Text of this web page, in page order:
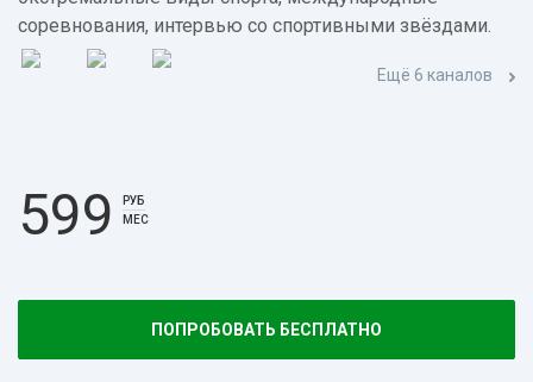
соревнования, интервью со спортивными звёздами.
Ещё 6 каналов
599
РУБ
МЕС
ПОПРОБОВАТЬ БЕСПЛАТНО